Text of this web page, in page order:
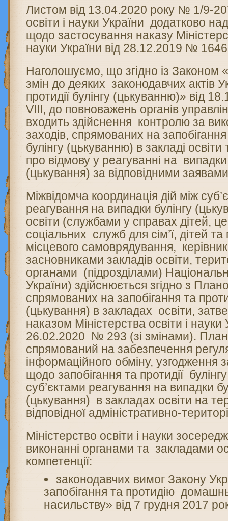
Листом від 13.04.2020 року № 1/9-
освіти і науки України додатково
щодо застосування наказу
науки України від 28.12.2019 №
Наголошуємо, що згідно із Законом
змін до деяких законодавчих актів
протидії булінгу (цькуванню)» від
VIII, до повноважень органів
входить здійснення контролю за
заходів, спрямованих на
булінгу (цькуванню) в закладі освіти
про відмову у реагуванні на випадки
(цькування) за відповідними
Міжвідомча координація дій між
реагування на випадки булінгу
освіти (службами у справах дітей,
соціальних служб для сім’ї, дітей
місцевого самоврядування,
засновниками закладів освіти,
органами (підрозділами)
України) здійснюється згідно з
спрямованих на запобігання та
(цькування) в закладах освіти,
наказом Міністерства освіти і науки
26.02.2020 № 293 (зі змінами). План
спрямований на забезпечення
інформаційного обміну, узгодження
щодо запобігання та протидії
суб’єктами реагування на випадки
(цькування) в закладах освіти на
відповідної адміністративно-
Міністерство освіти і науки
виконанні органами та закладами
компетенції:
законодавчих вимог Закону
запобігання та протидію
насильству» від 7 грудня 2017